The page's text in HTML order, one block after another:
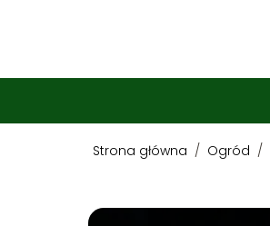
Strona główna / Ogród /